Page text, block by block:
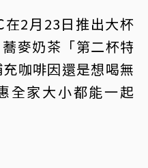
2月23日推出大杯
麥奶茶「第二杯特
咖啡因還是想喝無
全家大小都能一起